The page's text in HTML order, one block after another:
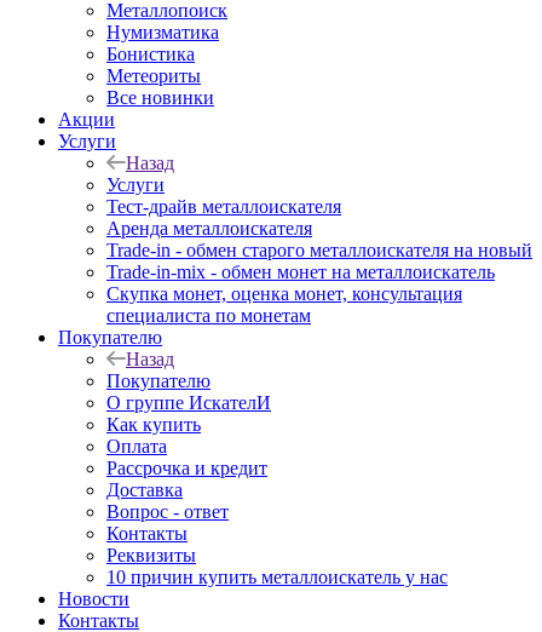
Металлопоиск
Нумизматика
Бонистика
Метеориты
Все новинки
Акции
Услуги
Назад
Услуги
Тест-драйв металлоискателя
Аренда металлоискателя
Trade-in - обмен старого металлоискателя на новый
Trade-in-mix - обмен монет на металлоискатель
Скупка монет, оценка монет, консультация
специалиста по монетам
Покупателю
Назад
Покупателю
О группе ИскателИ
Как купить
Оплата
Рассрочка и кредит
Доставка
Вопрос - ответ
Контакты
Реквизиты
10 причин купить металлоискатель у нас
Новости
Контакты